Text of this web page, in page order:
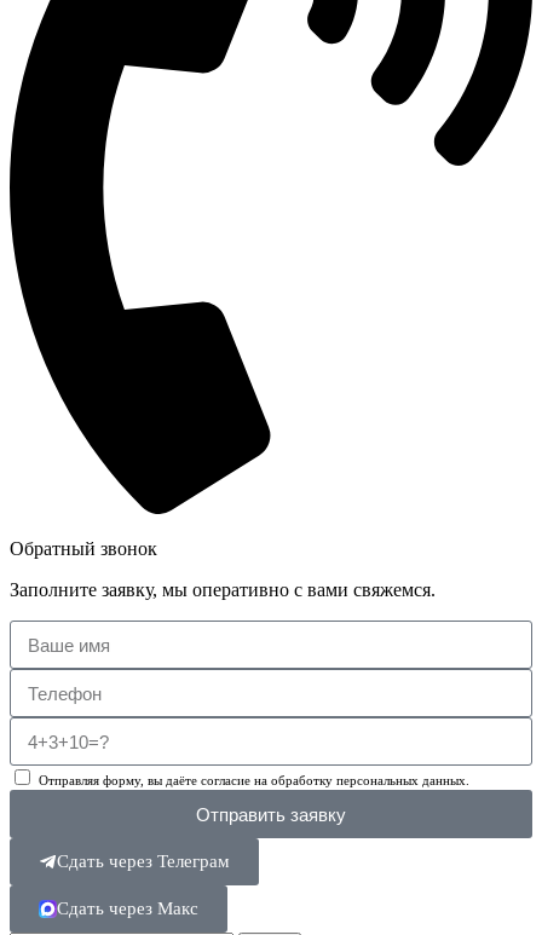
Обратный звонок
Заполните заявку, мы оперативно с вами свяжемся.
Отправляя форму, вы даёте согласие на обработку персональных данных.
Отправить заявку
Сдать через Телеграм
Сдать через Макс